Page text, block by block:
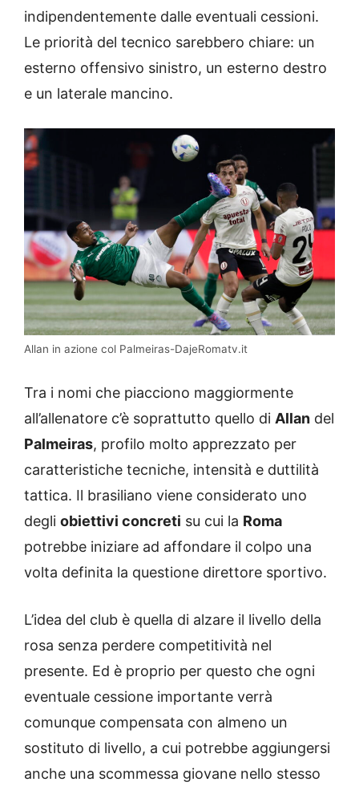
indipendentemente dalle eventuali cessioni.
Le priorità del tecnico sarebbero chiare: un
esterno offensivo sinistro, un esterno destro
e un laterale mancino.
Allan in azione col Palmeiras-DajeRomatv.it
Tra i nomi che piacciono maggiormente
all’allenatore c’è soprattutto quello di Allan del
Palmeiras, profilo molto apprezzato per
caratteristiche tecniche, intensità e duttilità
tattica. Il brasiliano viene considerato uno
degli obiettivi concreti su cui la Roma
potrebbe iniziare ad affondare il colpo una
volta definita la questione direttore sportivo.
L’idea del club è quella di alzare il livello della
rosa senza perdere competitività nel
presente. Ed è proprio per questo che ogni
eventuale cessione importante verrà
comunque compensata con almeno un
sostituto di livello, a cui potrebbe aggiungersi
anche una scommessa giovane nello stesso